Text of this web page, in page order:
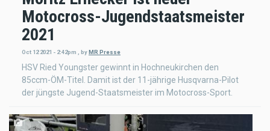
Motocross-Jugendstaatsmeister
2021
Oct 12 2021 - 2:42pm byMR Presse
HSV Ried Youngster gewinnt in Hochneukirchen den
85ccm-ÖM-Titel. Damit ist der 11-jährige Husqvarna-Pilot
der jüngste Jugend-Staatsmeister im Motocross-Sport.